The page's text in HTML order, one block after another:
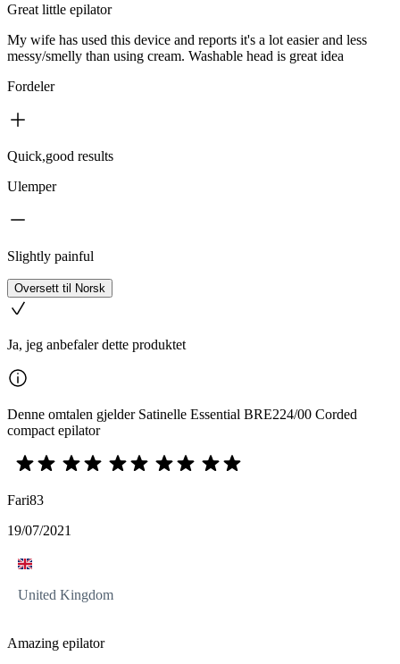
Great little epilator
My wife has used this device and reports it's a lot easier and less
messy/smelly than using cream. Washable head is great idea
Fordeler
Quick,good results
Ulemper
Slightly painful
Oversett til Norsk
Ja, jeg anbefaler dette produktet
Denne omtalen gjelder Satinelle Essential BRE224/00 Corded
compact epilator
Fari83
19/07/2021
United Kingdom
Amazing epilator